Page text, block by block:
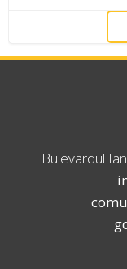
Bulevardul